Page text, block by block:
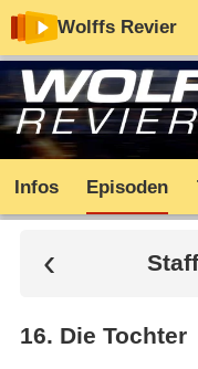
Wolffs Revier
Infos Episoden
16. Die Tochter